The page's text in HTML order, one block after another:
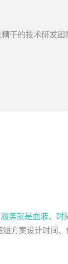
干的技术研发
务就是血液、时
方案设计时间